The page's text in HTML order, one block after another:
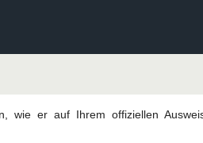
wie er auf Ihrem offiziellen